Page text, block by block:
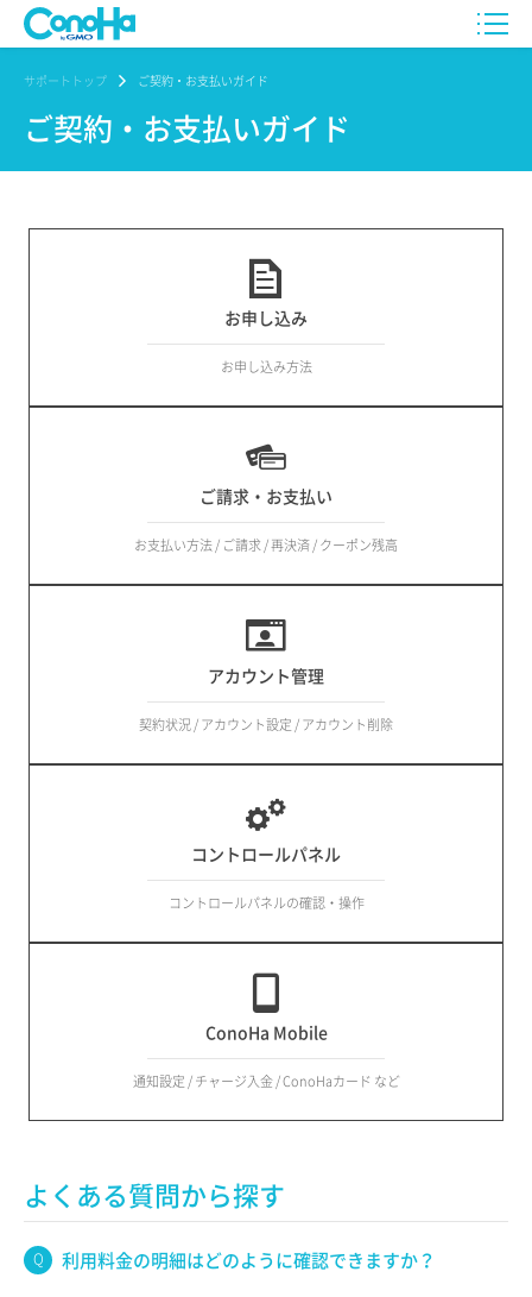
サポートトップ ご契約・お支払いガイド
ご契約・お支払いガイド
お申し込み
お申し込み方法
ご請求・お支払い
お支払い方法 / ご請求 / 再決済 / クーポン残高
アカウント管理
契約状況 / アカウント設定 / アカウント削除
コントロールパネル
コントロールパネルの確認・操作
ConoHa Mobile
通知設定 / チャージ入金 / ConoHaカード など
よくある質問から探す
利用料金の明細はどのように確認できますか？